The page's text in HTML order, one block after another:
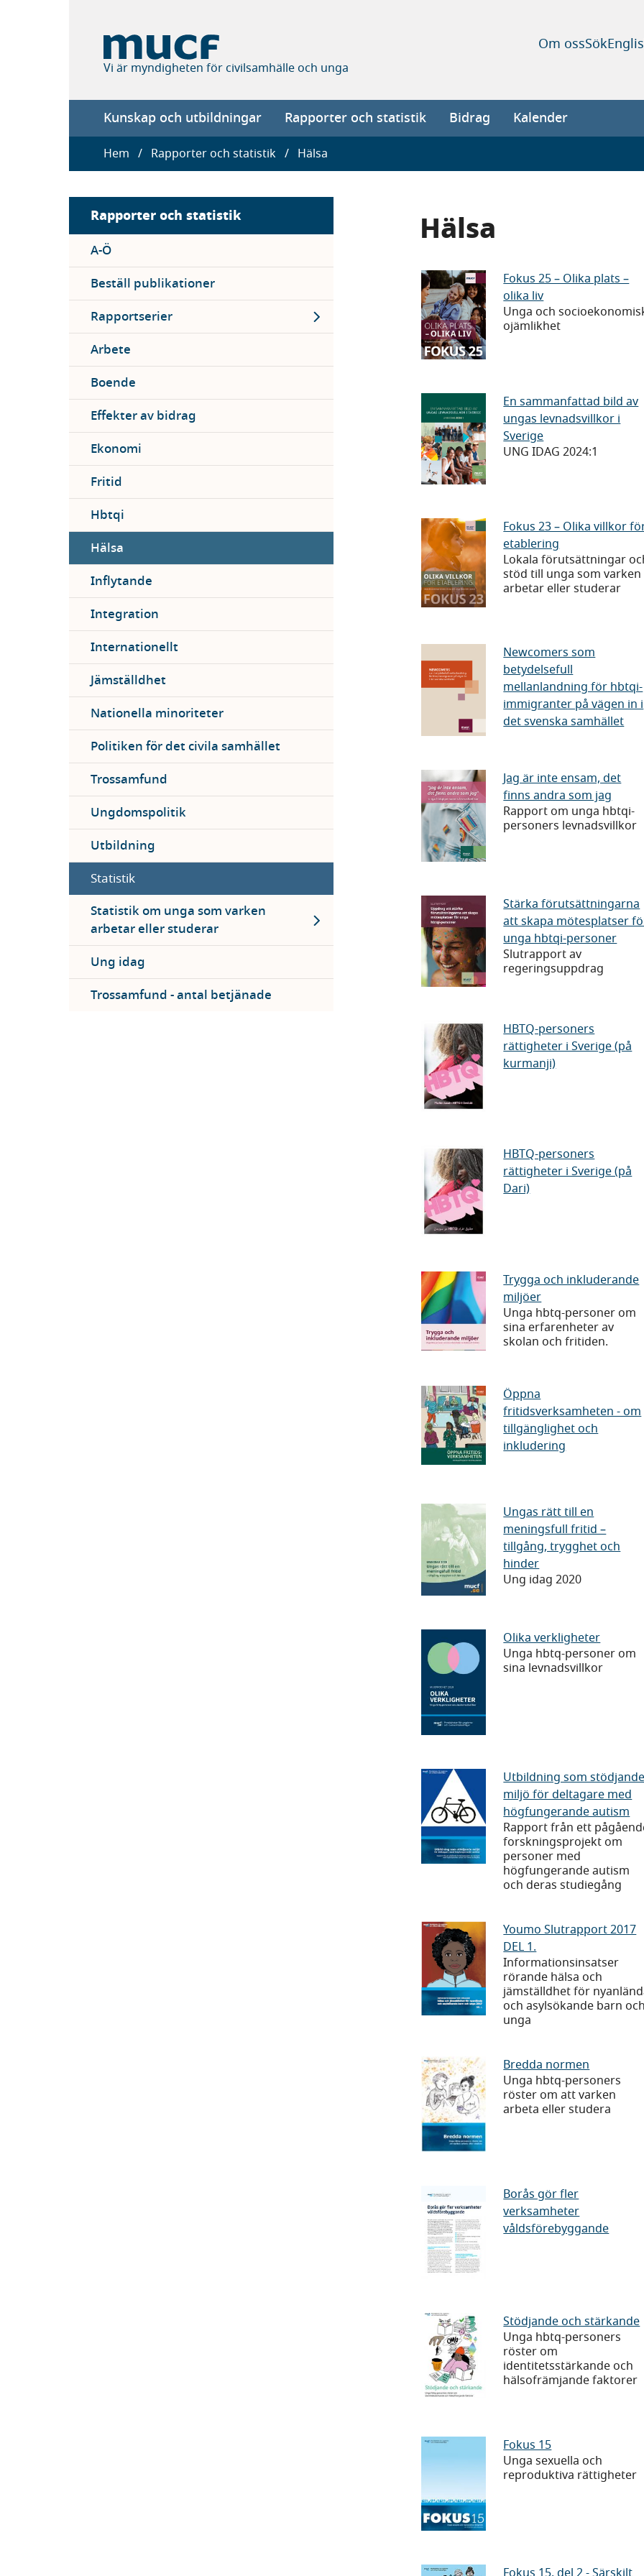
Vi är myndigheten för civilsamhälle och unga
Om ossSök
Main
navigation
Kunskap och utbildningar Rapporter och statistik Bidrag Kalender
Länkstig
Hem Rapporter och statistik Hälsa
Sidebar
menu
Rapporter och statistik
A-Ö
Beställ publikationer
Rapportserier
Expand
Arbete
Boende
Effekter av bidrag
Ekonomi
Fritid
Hbtqi
Hälsa
Inflytande
Integration
Internationellt
Jämställdhet
Nationella minoriteter
Politiken för det civila samhället
Trossamfund
Ungdomspolitik
Utbildning
Statistik
Statistik om unga som varken
arbetar eller studerar
Ung idag
Trossamfund - antal betjänade
Hälsa
Fokus
25
–
Olika
olika
liv
Fokus 25 – Olika plats –
olika liv
Unga och
ojämlikhet
En
sammanfattad
bild
av
i
Sverige
En sammanfattad bild av
ungas levnadsvillkor i
Sverige
UNG IDAG 2024:1
Fokus
23
–
Olika
etablering
Fokus 23 – Olika villkor
etablering
Lokala förutsättningar
stöd till unga som varken
arbetar eller studerar
Newcomers
som
betydelsefull
mellanlandning
för
immigranter
på
vägen
in
svenska
samhället
Newcomers som
betydelsefull
mellanlandning för hbtqi-
immigranter på vägen in i
det svenska samhället
Jag
är
inte
ensam,
andra
som
jag
Jag är inte ensam, det
finns andra som jag
Rapport om unga hbtqi-
personers levnadsvillkor
Stärka
att
skapa
unga
hbtqi-
personer
Stärka förutsättningarna
att skapa mötesplatser
unga hbtqi-personer
Slutrapport av
regeringsuppdrag
HBTQ-
personers
rättigheter
kurmanji)
HBTQ-personers
rättigheter i Sverige (på
kurmanji)
HBTQ-
personers
rättigheter
Dari)
HBTQ-personers
rättigheter i Sverige (på
Dari)
Trygga
och
inkluderande
miljöer
Trygga och inkluderande
miljöer
Unga hbtq-personer om
sina erfarenheter av
skolan och fritiden.
Öppna
-
om
inkludering
Öppna
fritidsverksamheten - om
tillgänglighet och
inkludering
Ungas
rätt
till
en
meningsfull
–
tillgång,
trygghet
Ungas rätt till en
meningsfull fritid –
tillgång, trygghet och
hinder
Ung idag 2020
Olika
verkligheter
Olika verkligheter
Unga hbtq-personer om
sina levnadsvillkor
Utbildning
som
stödjande
miljö
för
deltagare
högfungerande
autism
Utbildning som
miljö för deltagare med
högfungerande autism
Rapport från ett
forskningsprojekt om
personer med
högfungerande autism
och deras studiegång
Youmo
Slutrapport
2017
DEL
1.
Youmo Slutrapport 2017
DEL 1.
Informationsinsatser
rörande hälsa och
jämställdhet för
och asylsökande barn och
unga
Bredda
normen
Bredda normen
Unga hbtq-personers
röster om att varken
arbeta eller studera
Borås
gör
fler
Borås gör fler
verksamheter
våldsförebyggande
Stödjande
och
stärkande
Stödjande och stärkande
Unga hbtq-personers
röster om
identitetsstärkande och
hälsofrämjande faktorer
Fokus
15
Fokus 15
Unga sexuella och
reproduktiva rättigheter